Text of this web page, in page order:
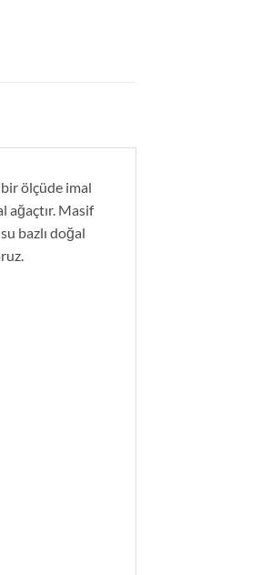
bir ölçüde imal
ağaçtır. Masif
bazlı doğal